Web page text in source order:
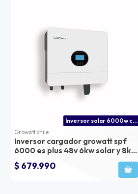
Inversor solar 6000w con mppt de 8000w | distribuidor oficial growatt en chile
Growatt chile
Inversor cargador growatt spf
6000 es plus 48v 6kw solar y 8kw
en paneles
$ 679.990